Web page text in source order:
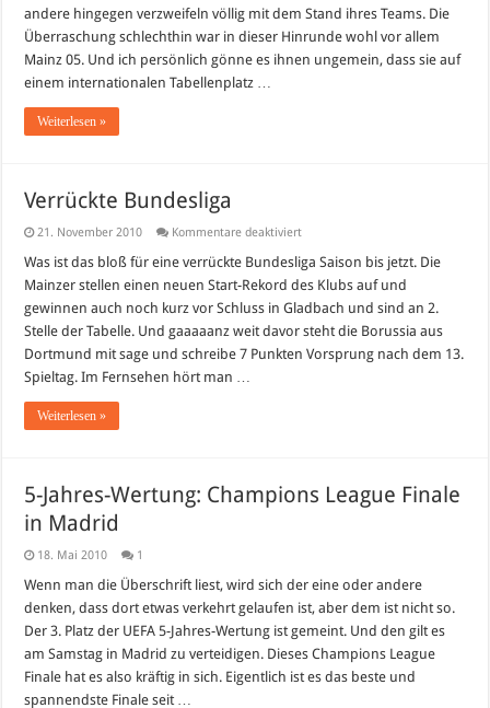
andere hingegen verzweifeln völlig mit dem Stand ihres Teams. Die
Überraschung schlechthin war in dieser Hinrunde wohl vor allem
Mainz 05. Und ich persönlich gönne es ihnen ungemein, dass sie auf
einem internationalen Tabellenplatz …
Weiterlesen »
Verrückte Bundesliga
21. November 2010 Kommentare deaktiviertfür
Bundesliga
Was ist das bloß für eine verrückte Bundesliga Saison bis jetzt. Die
Mainzer stellen einen neuen Start-Rekord des Klubs auf und
gewinnen auch noch kurz vor Schluss in Gladbach und sind an 2.
Stelle der Tabelle. Und gaaaaanz weit davor steht die Borussia aus
Dortmund mit sage und schreibe 7 Punkten Vorsprung nach dem 13.
Spieltag. Im Fernsehen hört man …
Weiterlesen »
5-Jahres-Wertung: Champions League Finale
in Madrid
18. Mai 2010 1
Wenn man die Überschrift liest, wird sich der eine oder andere
denken, dass dort etwas verkehrt gelaufen ist, aber dem ist nicht so.
Der 3. Platz der UEFA 5-Jahres-Wertung ist gemeint. Und den gilt es
am Samstag in Madrid zu verteidigen. Dieses Champions League
Finale hat es also kräftig in sich. Eigentlich ist es das beste und
spannendste Finale seit …